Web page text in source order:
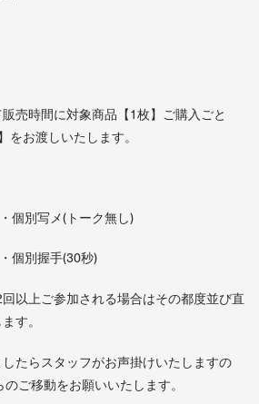
売時間に対象商品【1枚】ご購入ごと
をお渡しいたします。
個別写メ(トーク無し)
個別握手(30秒)
以上ご参加される場合はその都度並び直
す。
たらスタッフがお声掛けいたしますの
ご移動をお願いいたします。